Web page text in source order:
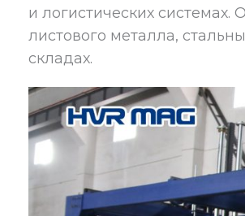
и логистических
листового металла,
складах.